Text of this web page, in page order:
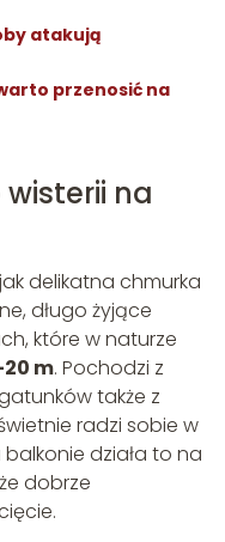
atakują
przenosić na
na
delikatna chmurka
długo żyjące
które w naturze
m. Pochodzi z
także z
radzi sobie w
balkonie działa to na
dobrze